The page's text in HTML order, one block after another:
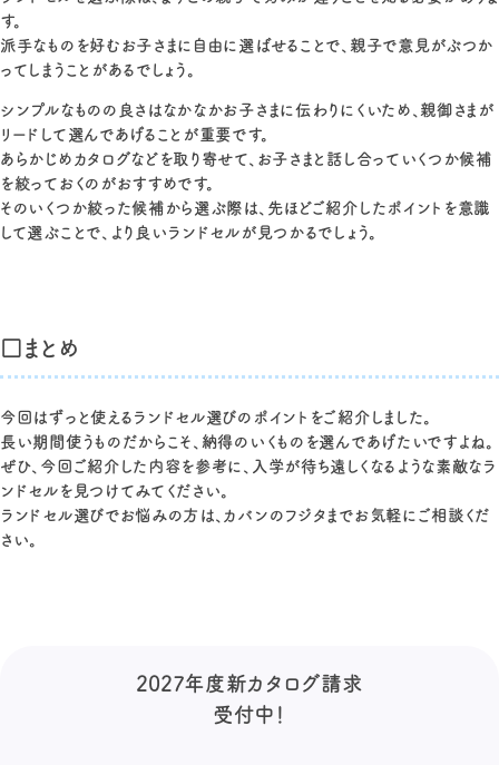
す。
派手なものを好むお子さまに自由に選ばせることで、親子で意見がぶつか
ってしまうことがあるでしょう。
シンプルなものの良さはなかなかお子さまに伝わりにくいため、親御さまが
リードして選んであげることが重要です。
あらかじめカタログなどを取り寄せて、お子さまと話し合っていくつか候補
を絞っておくのがおすすめです。
そのいくつか絞った候補から選ぶ際は、先ほどご紹介したポイントを意識
して選ぶことで、より良いランドセルが見つかるでしょう。
□まとめ
今回はずっと使えるランドセル選びのポイントをご紹介しました。
長い期間使うものだからこそ、納得のいくものを選んであげたいですよね。
ぜひ、今回ご紹介した内容を参考に、入学が待ち遠しくなるような素敵なラ
ンドセルを見つけてみてください。
ランドセル選びでお悩みの方は、カバンのフジタまでお気軽にご相談くだ
さい。
2027年度新カタログ請求
受付中！